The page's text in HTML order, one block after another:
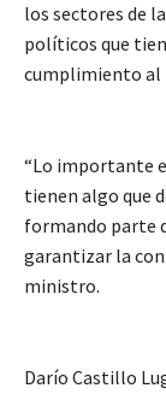
los sectores de
políticos que
cumplimiento al
“Lo importante
tienen algo que
formando parte
garantizar la
ministro.
Darío Castillo